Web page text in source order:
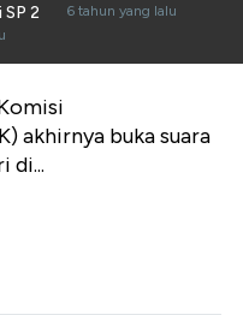
SP 2
6 tahun yang lalu
akhirnya buka suara
di...